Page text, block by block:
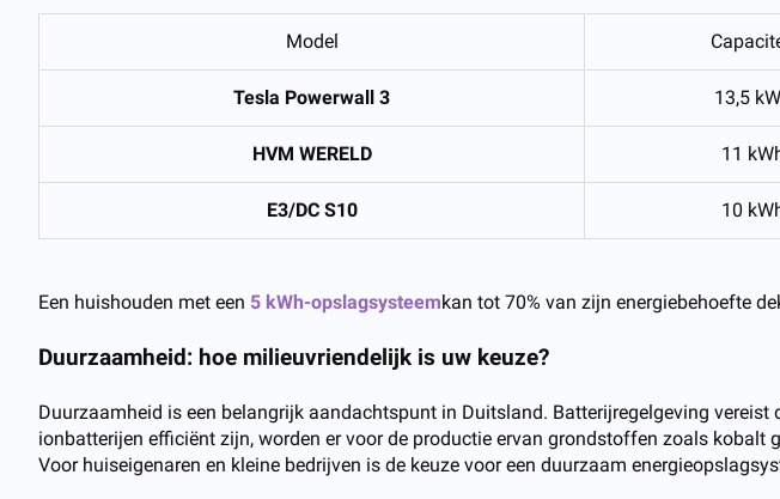
Model
Tesla Powerwall 3 13,5
HVM WERELD 11
E3/DC S10 10
Een huishouden met een 5 kWh-opslagsysteemkan tot 70% van zijn energiebehoefte
Duurzaamheid: hoe milieuvriendelijk is uw keuze?
Duurzaamheid is een belangrijk aandachtspunt in Duitsland. Batterijregelgeving
ionbatterijen efficiënt zijn, worden er voor de productie ervan grondstoffen zoals
Voor huiseigenaren en kleine bedrijven is de keuze voor een duurzaam